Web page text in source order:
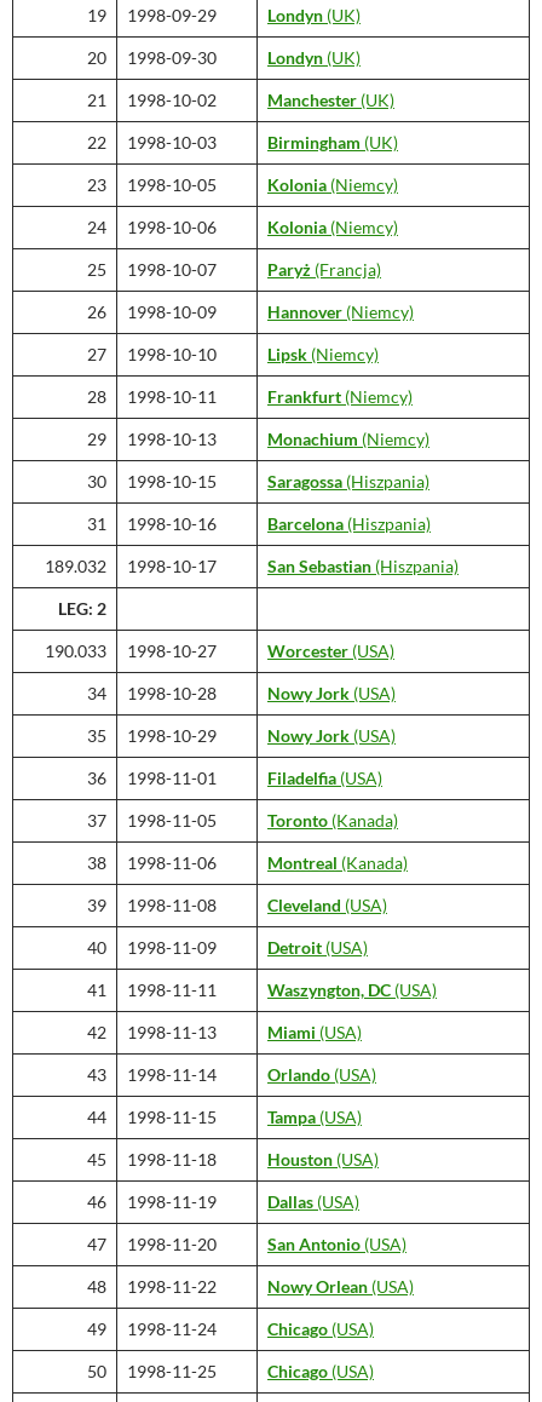
19 1998-09-29 Londyn (UK)
20 1998-09-30 Londyn (UK)
21 1998-10-02 Manchester (UK)
22 1998-10-03 Birmingham (UK)
23 1998-10-05 Kolonia (Niemcy)
24 1998-10-06 Kolonia (Niemcy)
25 1998-10-07 Paryż (Francja)
26 1998-10-09 Hannover (Niemcy)
27 1998-10-10 Lipsk (Niemcy)
28 1998-10-11 Frankfurt (Niemcy)
29 1998-10-13 Monachium (Niemcy)
30 1998-10-15 Saragossa (Hiszpania)
31 1998-10-16 Barcelona (Hiszpania)
189.032 1998-10-17 San Sebastian (Hiszpania)
LEG: 2
190.033 1998-10-27 Worcester (USA)
34 1998-10-28 Nowy Jork (USA)
35 1998-10-29 Nowy Jork (USA)
36 1998-11-01 Filadelfia (USA)
37 1998-11-05 Toronto (Kanada)
38 1998-11-06 Montreal (Kanada)
39 1998-11-08 Cleveland (USA)
40 1998-11-09 Detroit (USA)
41 1998-11-11 Waszyngton, DC (USA)
42 1998-11-13 Miami (USA)
43 1998-11-14 Orlando (USA)
44 1998-11-15 Tampa (USA)
45 1998-11-18 Houston (USA)
46 1998-11-19 Dallas (USA)
47 1998-11-20 San Antonio (USA)
48 1998-11-22 Nowy Orlean (USA)
49 1998-11-24 Chicago (USA)
50 1998-11-25 Chicago (USA)